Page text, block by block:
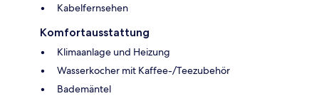
Kabelfernsehen
Komfortausstattung
Klimaanlage und Heizung
Wasserkocher mit Kaffee-/Teezubehör
Bademäntel